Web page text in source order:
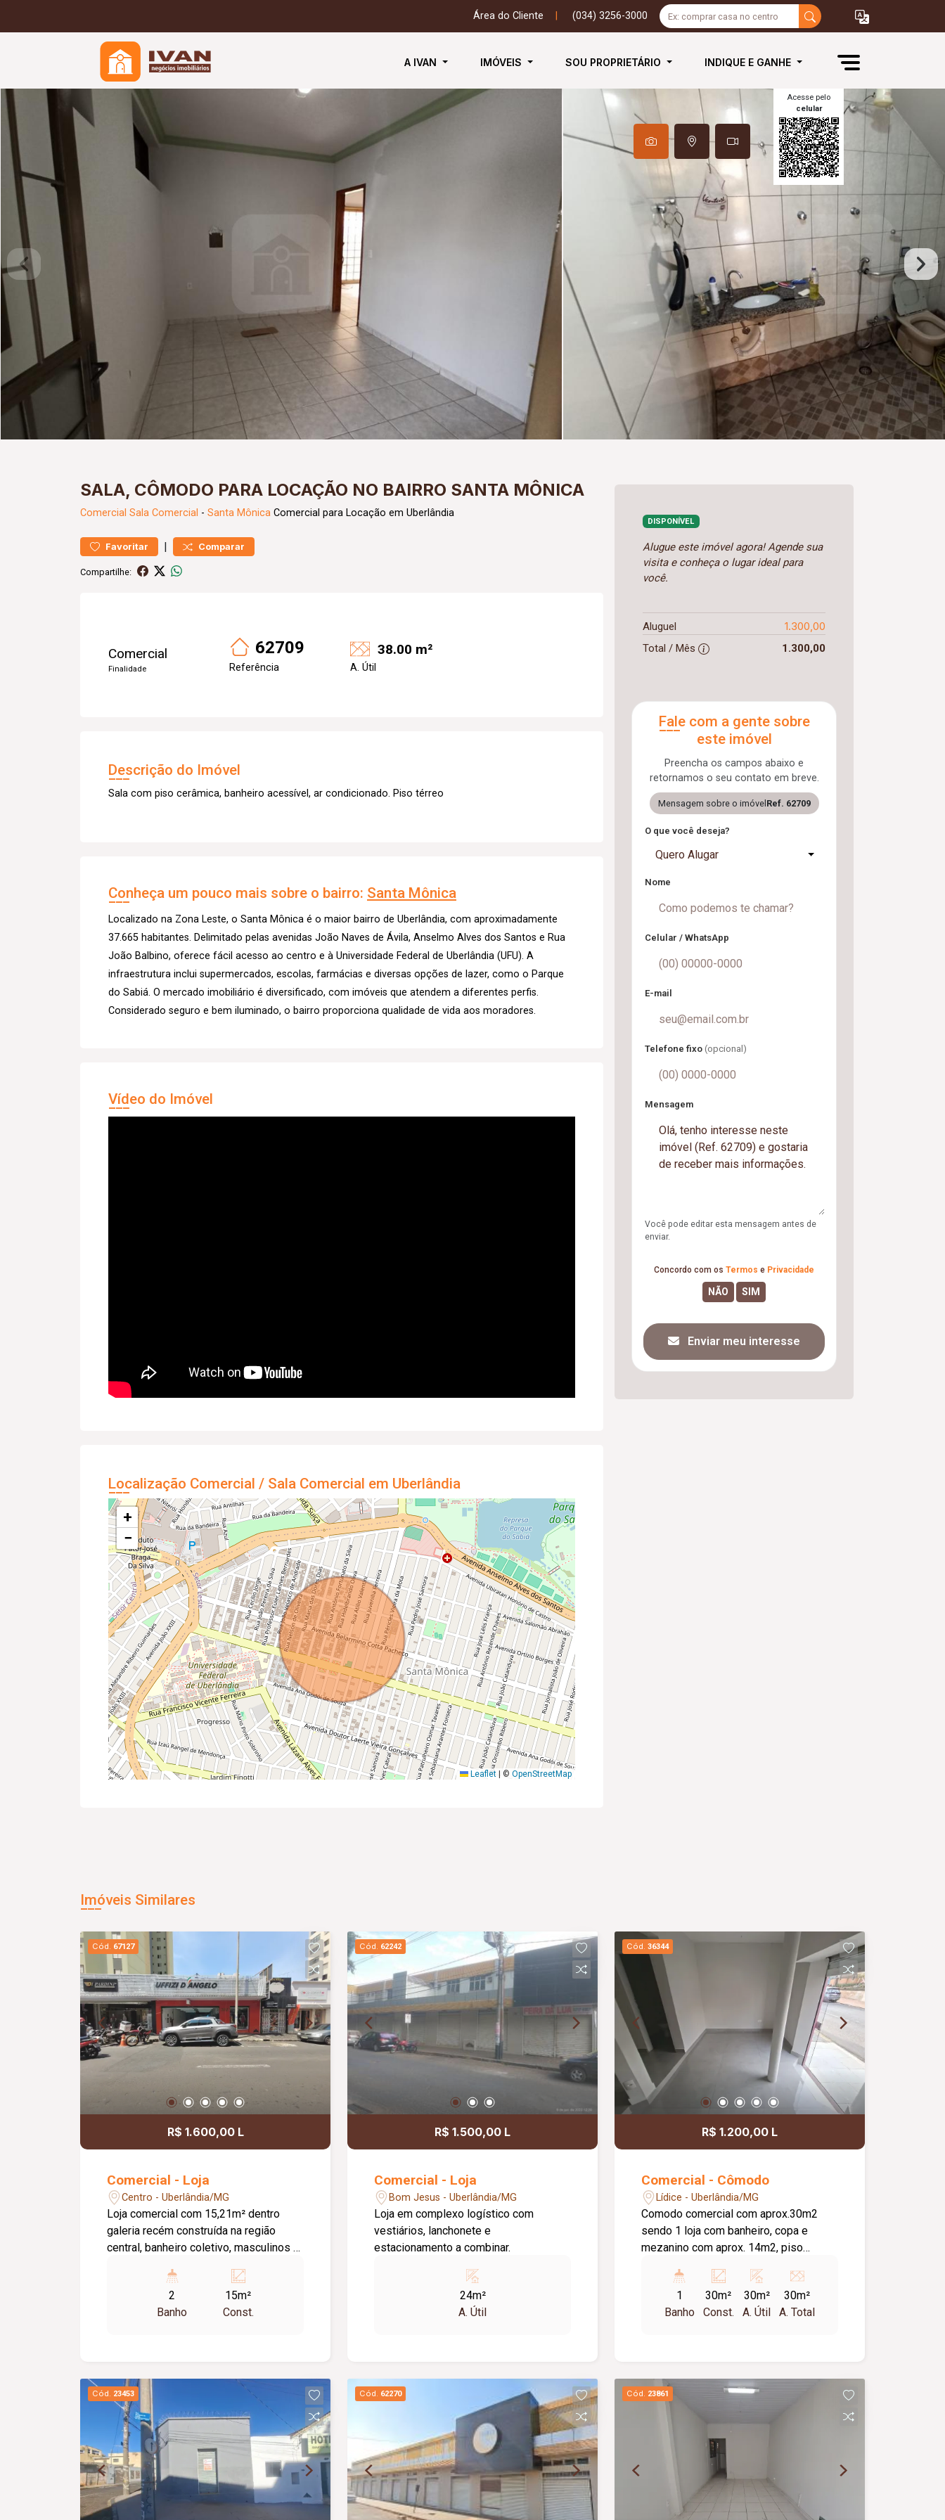
Área do Cliente (034) 3256-3000
A IVAN IMÓVEIS SOU PROPRIETÁRIO INDIQUE E GANHE
Acesse pelo
celular
SALA, CÔMODO PARA LOCAÇÃO NO BAIRRO SANTA MÔNICA
Comercial Sala Comercial - Santa Mônica Comercial para Locação em Uberlândia
Favoritar | Comparar
Compartilhe:
Comercial
Finalidade
62709
Referência
38.00 m²
A. Útil
Descrição do Imóvel
Sala com piso cerâmica, banheiro acessível, ar condicionado. Piso térreo
Conheça um pouco mais sobre o bairro: Santa Mônica
Localizado na Zona Leste, o Santa Mônica é o maior bairro de Uberlândia, com aproximadamente
37.665 habitantes. Delimitado pelas avenidas João Naves de Ávila, Anselmo Alves dos Santos e Rua
João Balbino, oferece fácil acesso ao centro e à Universidade Federal de Uberlândia (UFU). A
infraestrutura inclui supermercados, escolas, farmácias e diversas opções de lazer, como o Parque
do Sabiá. O mercado imobiliário é diversificado, com imóveis que atendem a diferentes perfis.
Considerado seguro e bem iluminado, o bairro proporciona qualidade de vida aos moradores.
Vídeo do Imóvel
Localização Comercial / Sala Comercial em Uberlândia
+
−
Leaflet © OpenStreetMap
DISPONÍVEL
Alugue este imóvel agora! Agende sua
visita e conheça o lugar ideal para
você.
Aluguel 1.300,00
Total / Mês 1.300,00
Fale com a gente sobre
este imóvel
Preencha os campos abaixo e
retornamos o seu contato em breve.
Mensagem sobre o imóvel Ref. 62709
O que você deseja?
Quero Alugar
Nome
Celular / WhatsApp
E-mail
Telefone fixo (opcional)
Mensagem
Você pode editar esta mensagem antes de
enviar.
Concordo com os Termos e Privacidade
Enviar meu interesse
Imóveis Similares
Cód. 67127
R$ 1.600,00 L
Comercial - Loja
Centro - Uberlândia/MG
Loja comercial com 15,21m² dentro
galeria recém construída na região
central, banheiro coletivo, masculinos e
com fino acabamento, lojas grandes e
espaçosas, corredores largos, praça de
alimentação, WI-FI, zelador e sistema
2
Banho
15m²
Const.
Cód. 62242
R$ 1.500,00 L
Comercial - Loja
Bom Jesus - Uberlândia/MG
Loja em complexo logístico com
vestiários, lanchonete e
estacionamento a combinar.
24m²
A. Útil
Cód. 36344
R$ 1.200,00 L
Comercial - Cômodo
Lídice - Uberlândia/MG
Comodo comercial com aprox.30m2
sendo 1 loja com banheiro, copa e
mezanino com aprox. 14m2, piso
Av. Rio Branco.
1
Banho
30m²
Const.
30m²
A. Útil
30m²
A. Total
Cód. 23453 Cód. 62270 Cód. 23861